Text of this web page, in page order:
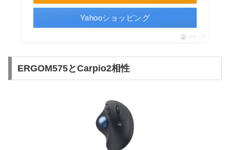
Yahooショッピング
ポチップ
ERGOM575とCarpio2相性